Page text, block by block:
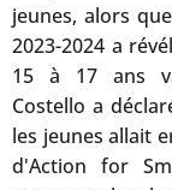
jeunes, alors
2023-2024 a
15 à 17 ans
Costello a
les jeunes allait
d'Action for